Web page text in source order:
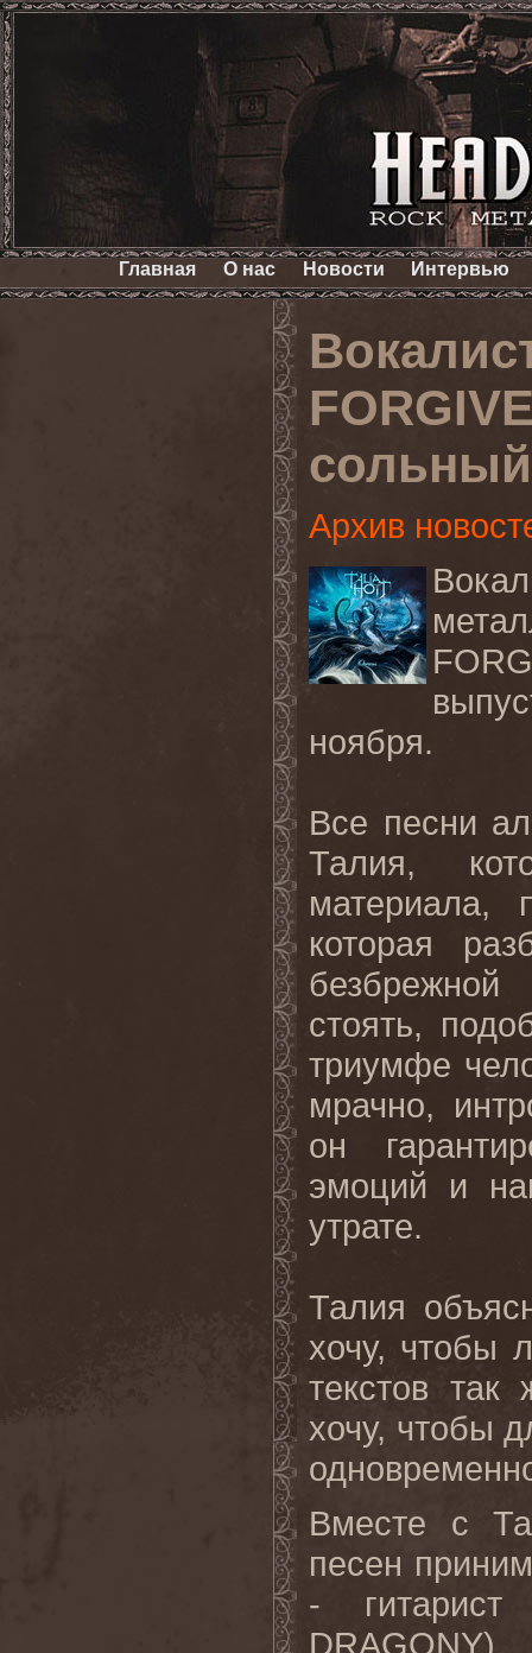
Главная О нас Новости Интервью
Архив
ноября.
Все песни
Талия,
материала,
которая
безбрежной
стоять,
триумфе
мрачно,
он
эмоций и
утрате.
Талия
хочу, чтобы
текстов
хочу, чтобы
Вместе с
песен
-